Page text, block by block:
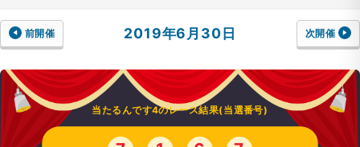
前開催 2019年6月30日 次開催
当たるんです4のレース結果(当選番号)